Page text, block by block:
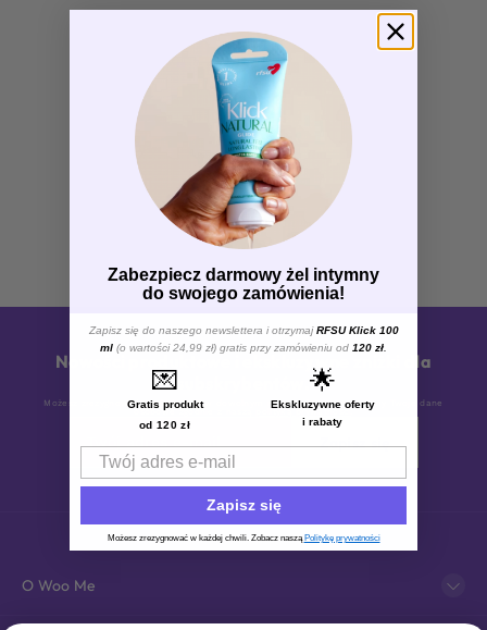
Nowości produktowe i ekskluzywne zniżki dla
subskrybentów.
Możesz zrezygnować z subskrypcji w dowolnym momencie. Przetwarzamy Twoje dane
osobowe zgodnie z naszą
polityką prywatności
Zapisz się
O Woo Me
Zabezpiecz darmowy żel intymny
do swojego zamówienia!
Zapisz się do naszego newslettera i otrzymajRFSU Klick 100
ml (o wartości 24,99 zł) gratis przy zamówieniu od 120 zł
💌
Gratis produkt
od 120 zł
🌟
Ekskluzywne oferty
i rabaty
Email
Zapisz się
Możesz zrezygnować w każdej chwili. Zobacz naszą Politykę prywatności